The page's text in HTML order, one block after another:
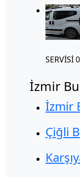
SERVİSİ
İzmir
İzmir
Çiğli